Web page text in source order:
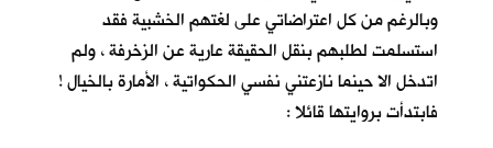
وبالرغم من كل اعتراضاتي على لغتهم الخشبية فقد
استسلمت لطلبهم بنقل الحقيقة عارية عن الزخرفة ، ولم
اتدخل الا حينما نازعتني نفسي الحكواتية ، الأمارة بالخيال !
فابتدأت بروايتها قائلا :